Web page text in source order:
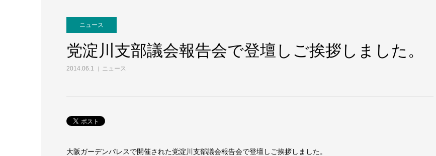
ニュース
党淀川支部議会報告会で登壇しご挨拶しました。
2014.06.1 ニュース
大阪ガーデンパレスで開催された党淀川支部議会報告会で登壇しご挨拶しました。